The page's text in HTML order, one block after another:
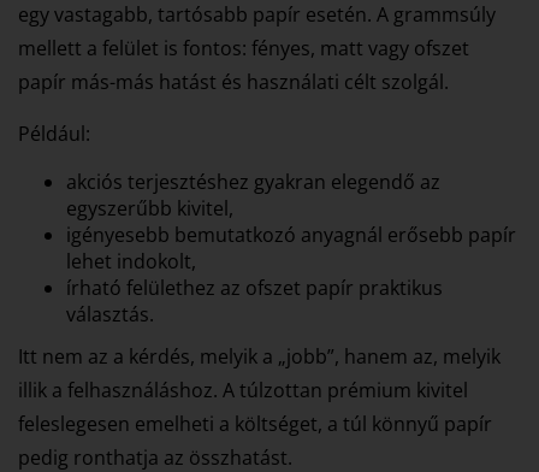
egy vastagabb, tartósabb papír esetén. A grammsúly
mellett a felület is fontos: fényes, matt vagy ofszet
papír más-más hatást és használati célt szolgál.
Például:
akciós terjesztéshez gyakran elegendő az
egyszerűbb kivitel,
igényesebb bemutatkozó anyagnál erősebb papír
lehet indokolt,
írható felülethez az ofszet papír praktikus
választás.
Itt nem az a kérdés, melyik a „jobb”, hanem az, melyik
illik a felhasználáshoz. A túlzottan prémium kivitel
feleslegesen emelheti a költséget, a túl könnyű papír
pedig ronthatja az összhatást.